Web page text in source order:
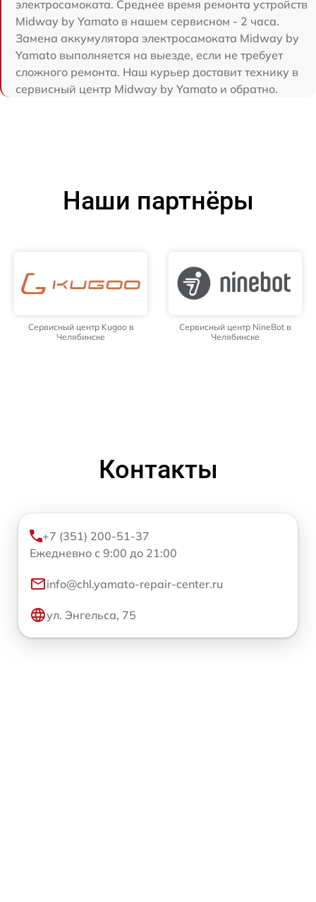
электросамоката. Среднее время ремонта устройств
Midway by Yamato в нашем сервисном - 2 часа.
Замена аккумулятора электросамоката Midway by
Yamato выполняется на выезде, если не требует
сложного ремонта. Наш курьер доставит технику в
сервисный центр Midway by Yamato и обратно.
Наши партнёры
Сервисный центр Kugoo в
Челябинске
Сервисный центр NineBot в
Челябинске
Контакты
+7 (351) 200-51-37
Ежедневно с 9:00 до 21:00
info@chl.yamato-repair-center.ru
ул. Энгельса, 75